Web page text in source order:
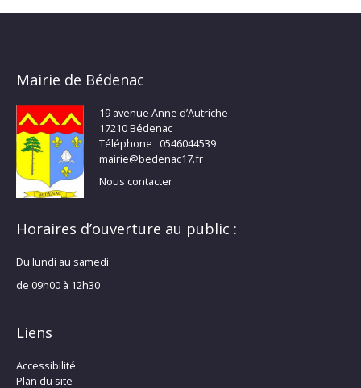
Mairie de Bédenac
19 avenue Anne d’Autriche
17210 Bédenac
Téléphone : 0546044539
mairie@bedenac17.fr
Nous contacter
Horaires d’ouverture au public :
Du lundi au samedi
de 09h00 à 12h30
Liens
Accessibilité
Plan du site